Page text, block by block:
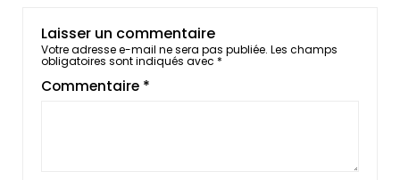
Laisser un commentaire
Votre adresse e-mail ne sera pas publiée. Les champs
obligatoires sont indiqués avec *
Commentaire *